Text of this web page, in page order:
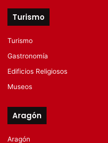
Turismo
Turismo
Gastronomía
Edificios Religiosos
Museos
Aragón
Aragón